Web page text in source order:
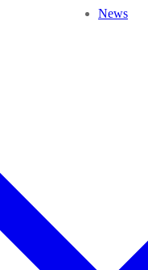
News